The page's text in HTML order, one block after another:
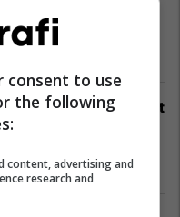
që ngjajnë me
05/2017
në tavanin e tualetit
nga shishet me
2017
consent to use
the following
content, advertising and
research and